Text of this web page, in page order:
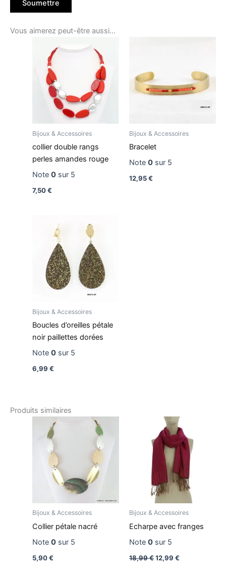
Vous aimerez peut-être aussi…
Bijoux & Accessoires
collier double rangs
perles amandes rouge
Note 0sur 5
7,50€
Bijoux & Accessoires
Bracelet
Note 0sur 5
12,95€
Bijoux & Accessoires
Boucles d’oreilles pétale
noir paillettes dorées
Note 0sur 5
6,99 €
Produits similaires
Bijoux & Accessoires
Collier pétale nacré
Note 0sur 5
5,90€
Bijoux & Accessoires
Echarpe avec franges
Note 0sur 5
18,99€
prix
initial
était :
18,99 €.
12,99 €
Le
prix
actuel
est :
12,99 €.